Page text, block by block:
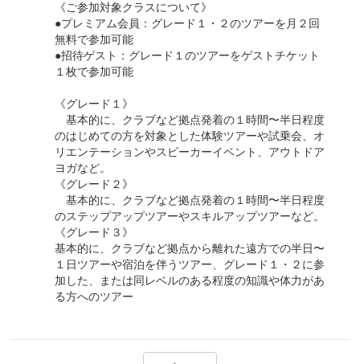
《ご参加対象クラスについて》
●プレミアム会員：グレード１・２のツアーを月２回
無料で参加可能
●招待ゲスト：グレード１のツアーをゲストチケット
１枚で参加可能
《グレード１》
基本的に、クラブなど拠点発着の１時間〜半日程度
のはじめての方を対象とした体験ツアーや試乗会、オ
リエンテーションやスピーカーイベント、アウトドア
ヨガなど。
《グレード２》
基本的に、クラブなど拠点発着の１時間〜半日程度
のステップアップツアーやスキルアップツアーなど。
《グレード３》
基本的に、クラブなど拠点から離れた遠方での半日〜
１日ツアーや宿泊を伴うツアー、グレード１・２に参
加した、または同レベルのある程度の知識や体力があ
る方へのツアー